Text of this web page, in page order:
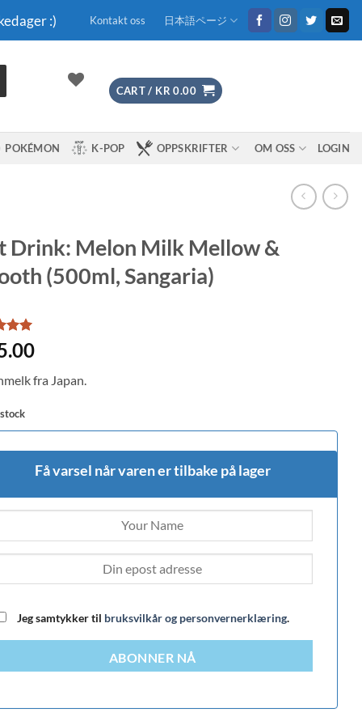
:) Kontakt oss 日本語ページ
CART / KR 0.00
POKÉMON K-POP OPPSKRIFTER OM OSS LOGIN
Drink: Melon Milk Mellow &
(500ml, Sangaria)
5
5
fra Japan.
Få varsel når varen er tilbake på lager
Jeg samtykker til bruksvilkår og personvernerklæring.
ABONNER NÅ